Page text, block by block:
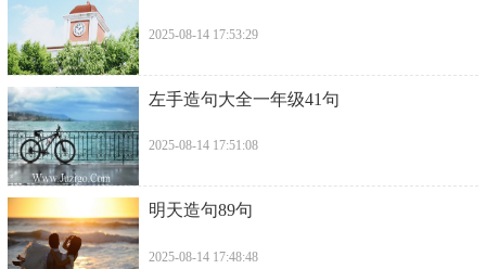
2025-08-14 17:53:29
​左手造句大全一年级41句
2025-08-14 17:51:08
​明天造句89句
2025-08-14 17:48:48